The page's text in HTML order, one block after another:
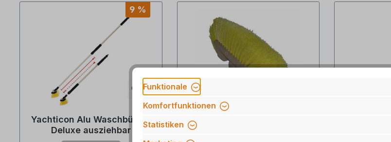
9 %
Yachticon Alu Waschbürste
Deluxe ausziehbar
Rundumbürsten-Ersatzkopf
Kombi
Funktionale
Komfortfunktionen
Statistiken